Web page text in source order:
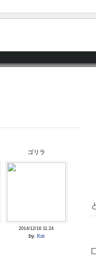
ゴリラ
2014/12/16 11:24
by. Kαi